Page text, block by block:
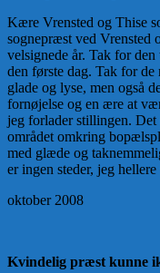
Kære Vrensted og Thise
sognepræst ved Vrensted
velsignede år. Tak for
den første dag. Tak for de
glade og lyse, men også
fornøjelse og en ære at
jeg forlader stillingen.
området omkring
med glæde og
er ingen steder, jeg
oktober 2008
Kvindelig præst kunne